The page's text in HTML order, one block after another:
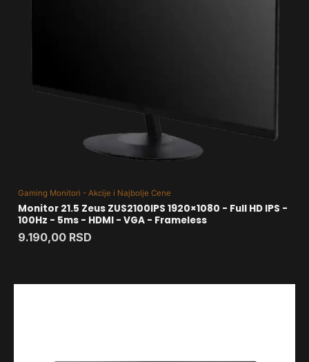
Gaming Monitori - Akcije i Najbolje Cene
Monitor 21.5 Zeus ZUS2100IPS 1920×1080 - Full HD IPS -
100Hz - 5ms - HDMI - VGA - Frameless
9.190,00 RSD